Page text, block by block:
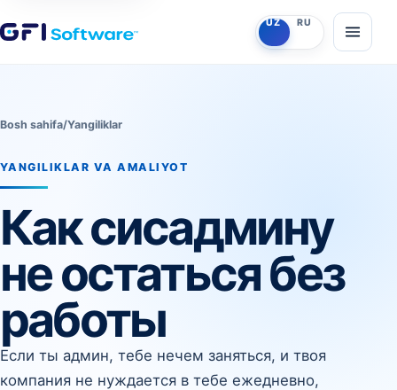
UZO‘zbekcha
RU Ruscha
Bosh sahifa/Yangiliklar
YANGILIKLAR VA AMALIYOT
Как сисадмину
не остаться без
работы
Если ты админ, тебе нечем заняться, и твоя
компания не нуждается в тебе ежедневно,